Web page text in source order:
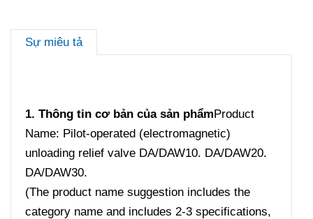
Sự miêu tả
1. Thông tin cơ bản của sản phẩmProduct
Name: Pilot-operated (electromagnetic)
unloading relief valve DA/DAW10. DA/DAW20.
DA/DAW30.
(The product name suggestion includes the
category name and includes 2-3 specifications,